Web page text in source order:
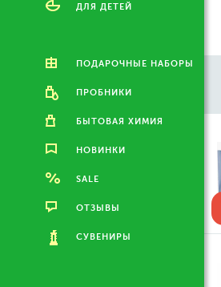
ДЛЯ ДЕТЕЙ
ПОДАРОЧНЫЕ НАБОРЫ
ПРОБНИКИ
БЫТОВАЯ ХИМИЯ
НОВИНКИ
SALE
ОТЗЫВЫ
СУВЕНИРЫ